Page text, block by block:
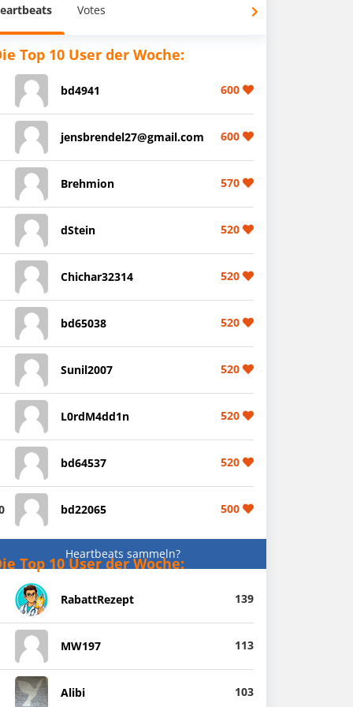
Votes
Top 10 User der Woche:
bd4941 600
jensbrendel27@gmail.com 600
Brehmion 570
dStein 520
Chichar32314 520
bd65038 520
Sunil2007 520
L0rdM4dd1n 520
bd64537 520
bd22065 500
Heartbeats sammeln?
Top 10 User der Woche:
RabattRezept 139
MW197 113
Alibi 103